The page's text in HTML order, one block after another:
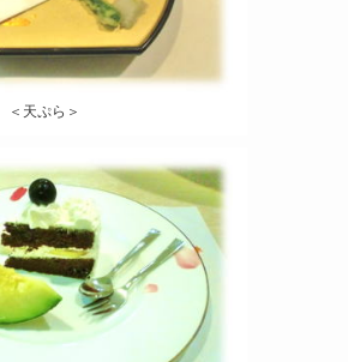
＜天ぷら＞